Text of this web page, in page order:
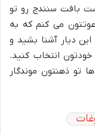
بافت سنندج رو تو
می کنم که به
دیار آشنا بشید و
انتخاب کنید.
تو ذهنتون موندگار